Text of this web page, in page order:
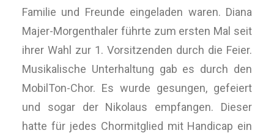
Familie und Freunde eingeladen waren. Diana
Majer-Morgenthaler führte zum ersten Mal seit
ihrer Wahl zur 1. Vorsitzenden durch die Feier.
Musikalische Unterhaltung gab es durch den
MobilTon-Chor. Es wurde gesungen, gefeiert
und sogar der Nikolaus empfangen. Dieser
hatte für jedes Chormitglied mit Handicap ein